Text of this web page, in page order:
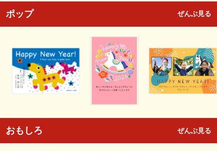
ポップ ぜんぶ見る
おもしろ ぜんぶ見る